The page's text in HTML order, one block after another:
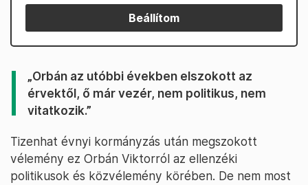
Beállítom
„Orbán az utóbbi években elszokott az
érvektől, ő már vezér, nem politikus, nem
vitatkozik.”
Tizenhat évnyi kormányzás után megszokott
vélemény ez Orbán Viktorról az ellenzéki
politikusok és közvélemény körében. De nem most